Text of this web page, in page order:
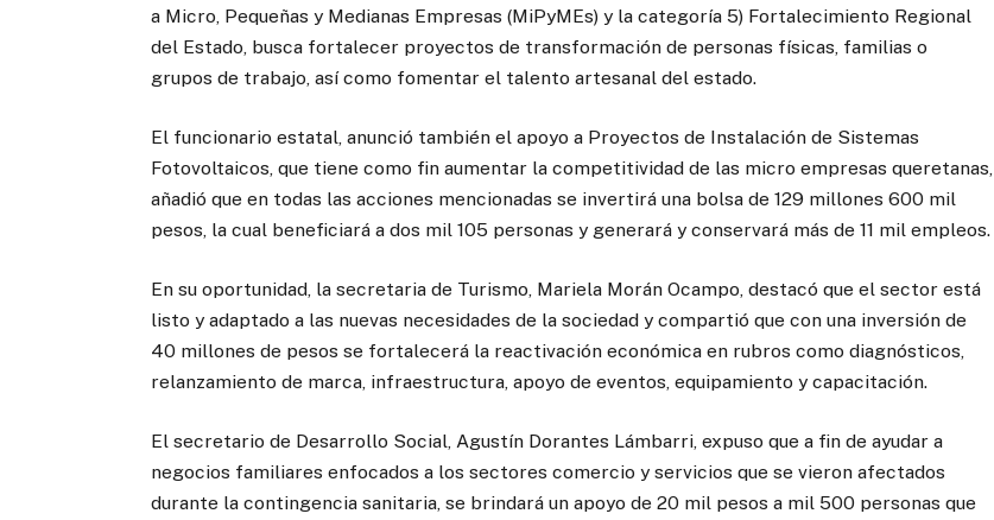
a Micro, Pequeñas y Medianas Empresas (MiPyMEs) y la categoría 5) Fortalecimiento Regional
del Estado, busca fortalecer proyectos de transformación de personas físicas, familias o
grupos de trabajo, así como fomentar el talento artesanal del estado.
El funcionario estatal, anunció también el apoyo a Proyectos de Instalación de Sistemas
Fotovoltaicos, que tiene como fin aumentar la competitividad de las micro empresas queretanas,
añadió que en todas las acciones mencionadas se invertirá una bolsa de 129 millones 600 mil
pesos, la cual beneficiará a dos mil 105 personas y generará y conservará más de 11 mil empleos.
En su oportunidad, la secretaria de Turismo, Mariela Morán Ocampo, destacó que el sector está
listo y adaptado a las nuevas necesidades de la sociedad y compartió que con una inversión de
40 millones de pesos se fortalecerá la reactivación económica en rubros como diagnósticos,
relanzamiento de marca, infraestructura, apoyo de eventos, equipamiento y capacitación.
El secretario de Desarrollo Social, Agustín Dorantes Lámbarri, expuso que a fin de ayudar a
negocios familiares enfocados a los sectores comercio y servicios que se vieron afectados
durante la contingencia sanitaria, se brindará un apoyo de 20 mil pesos a mil 500 personas que